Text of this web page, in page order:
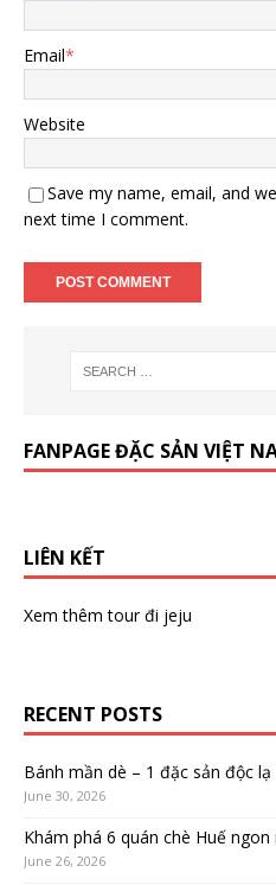
Email*
Website
Save my name, email, and
next time I comment.
FANPAGE ĐẶC SẢN VIỆT
LIÊN KẾT
Xem thêmtour đi jeju
RECENT POSTS
Bánh mần dè – 1 đặc sản độc
June 30, 2026
Khám phá 6 quán chè Huế
June 26, 2026